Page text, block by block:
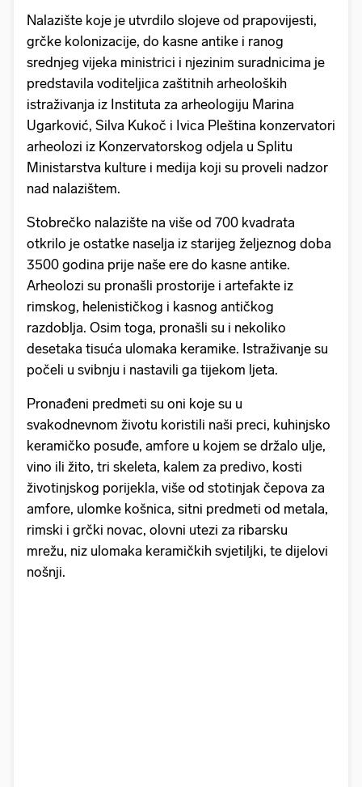
Nalazište koje je utvrdilo slojeve od prapovijesti,
grčke kolonizacije, do kasne antike i ranog
srednjeg vijeka ministrici i njezinim suradnicima je
predstavila voditeljica zaštitnih arheoloških
istraživanja iz Instituta za arheologiju Marina
Ugarković, Silva Kukoč i Ivica Pleština konzervatori
arheolozi iz Konzervatorskog odjela u Splitu
Ministarstva kulture i medija koji su proveli nadzor
nad nalazištem.
Stobrečko nalazište na više od ​700 kvadrata
otkrilo je ostatke naselja iz starijeg željeznog doba ​
3500 godina prije naše ere do kasne antike.
Arheolozi su pronašli prostorije i artefakte iz
rimskog, helenističkog i kasnog antičkog
razdoblja. Osim toga, pronašli su i nekoliko
desetaka tisuća ulomaka keramike. Istraživanje su
počeli u svibnju i nastavili ga tijekom ljeta.
Pronađeni predmeti su oni koje su u
svakodnevnom životu koristili naši preci, kuhinjsko
keramičko posuđe, amfore u kojem se držalo ulje,
vino ili žito, ​tri skeleta, kalem za predivo, kosti
životinjskog porijekla, više od stotinjak čepova za
amfore, ulomke košnica, sitn​i predmet​i od metala,
rimski i grčki novac, olovn​i ute​zi za ribarsku
mrežu, niz ulomaka keramičkih svjetiljki, te dijelov​i
nošnji.